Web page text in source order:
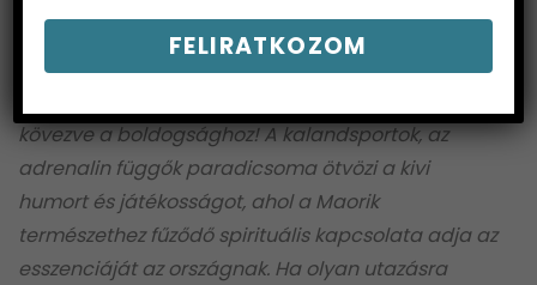
10. Itt minden azért van, hogy boldogok legyünk!
kövezve a boldogsághoz! A kalandsportok, az
adrenalin függők paradicsoma ötvözi a kivi
humort és játékosságot, ahol a Maorik
természethez fűződő spirituális kapcsolata adja az
esszenciáját az országnak. Ha olyan utazásra